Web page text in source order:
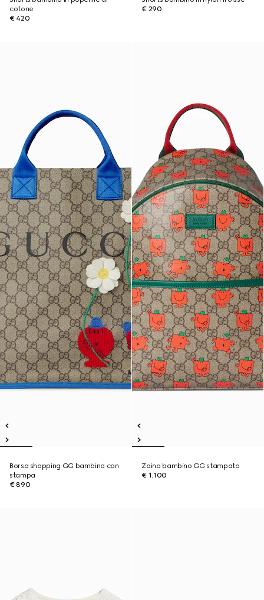
cotone
€ 420
€ 290
Borsa shopping GG bambino con
stampa
€ 890
Zaino bambino GG stampato
€ 1.100